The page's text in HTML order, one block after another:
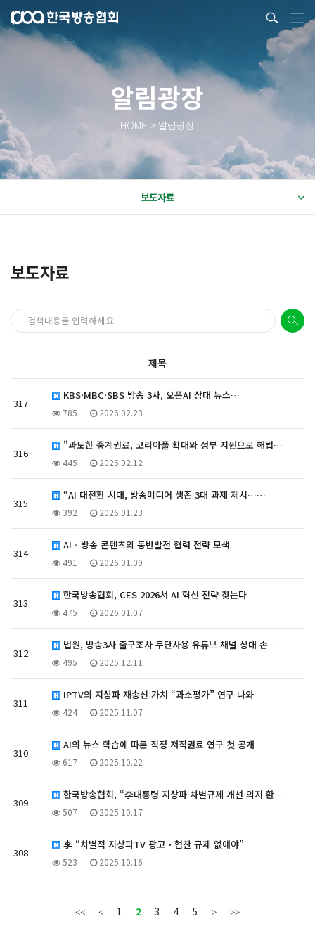
알림광장
HOME > 알림광장
보도자료
보도자료
제목
317
KBS·MBC·SBS 방송 3사, 오픈AI 상대 뉴스…
785 2026.02.23
316
"과도한 중계권료, 코리아풀 확대와 정부 지원으로 해법…
445 2026.02.12
315
“AI 대전환 시대, 방송미디어 생존 3대 과제 제시……
392 2026.01.23
314
AI - 방송 콘텐츠의 동반발전 협력 전략 모색
491 2026.01.09
313
한국방송협회, CES 2026서 AI 혁신 전략 찾는다
475 2026.01.07
312
법원, 방송3사 출구조사 무단사용 유튜브 채널 상대 손…
495 2025.12.11
311
IPTV의 지상파 재송신 가치 “과소평가” 연구 나와
424 2025.11.07
310
AI의 뉴스 학습에 따른 적정 저작권료 연구 첫 공개
617 2025.10.22
309
한국방송협회, “李대통령 지상파 차별규제 개선 의지 환…
507 2025.10.17
308
李 “차별적 지상파TV 광고・협찬 규제 없애야”
523 2025.10.16
1 2 3 4 5